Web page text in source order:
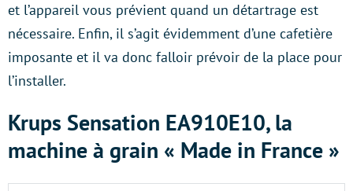
et l’appareil vous prévient quand un détartrage est
nécessaire. Enfin, il s’agit évidemment d’une cafetière
imposante et il va donc falloir prévoir de la place pour
l’installer.
Krups Sensation EA910E10, la
machine à grain « Made in France »